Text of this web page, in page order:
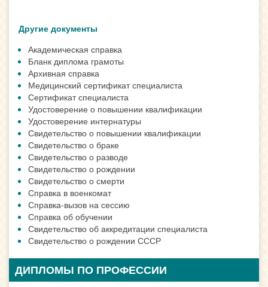
Другие документы
Академическая справка
Бланк диплома грамоты
Архивная справка
Медицинский сертификат специалиста
Сертификат специалиста
Удостоверение о повышении квалификации
Удостоверение интернатуры
Свидетельство о повышении квалификации
Свидетельство о браке
Свидетельство о разводе
Свидетельство о рождении
Свидетельство о смерти
Справка в военкомат
Справка-вызов на сессию
Справка об обучении
Свидетельство об аккредитации специалиста
Свидетельство о рождении СССР
ДИПЛОМЫ ПО ПРОФЕССИИ